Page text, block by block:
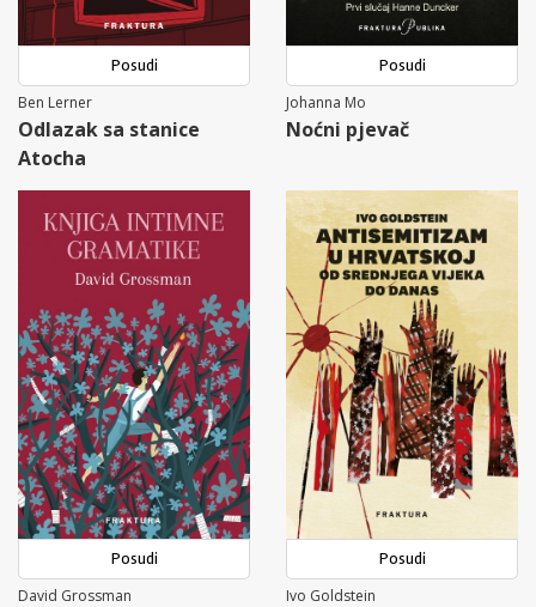
Posudi
Ben Lerner
Odlazak sa stanice
Atocha
Posudi
Johanna Mo
Noćni pjevač
Posudi
David Grossman
Posudi
Ivo Goldstein